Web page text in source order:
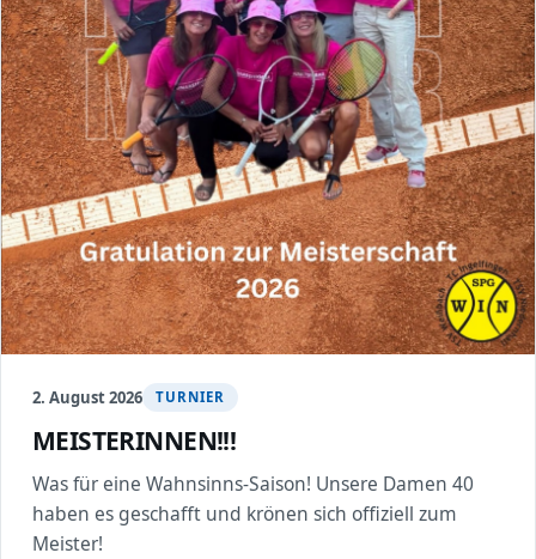
2. August 2026 TURNIER
MEISTERINNEN!!!
Was für eine Wahnsinns-Saison! Unsere Damen 40
haben es geschafft und krönen sich offiziell zum
Meister!